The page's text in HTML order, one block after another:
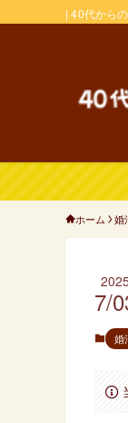
| 40代から
ホーム 婚
7/
婚